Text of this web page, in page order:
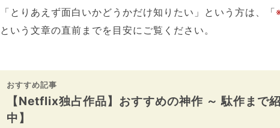
とりあえず面白いかどうかだけ知りたい」という方は、「
という文章の直前までを目安にご覧ください。
おすすめ記事
【Netflix独占作品】おすすめの神作 ～ 駄作まで
中】